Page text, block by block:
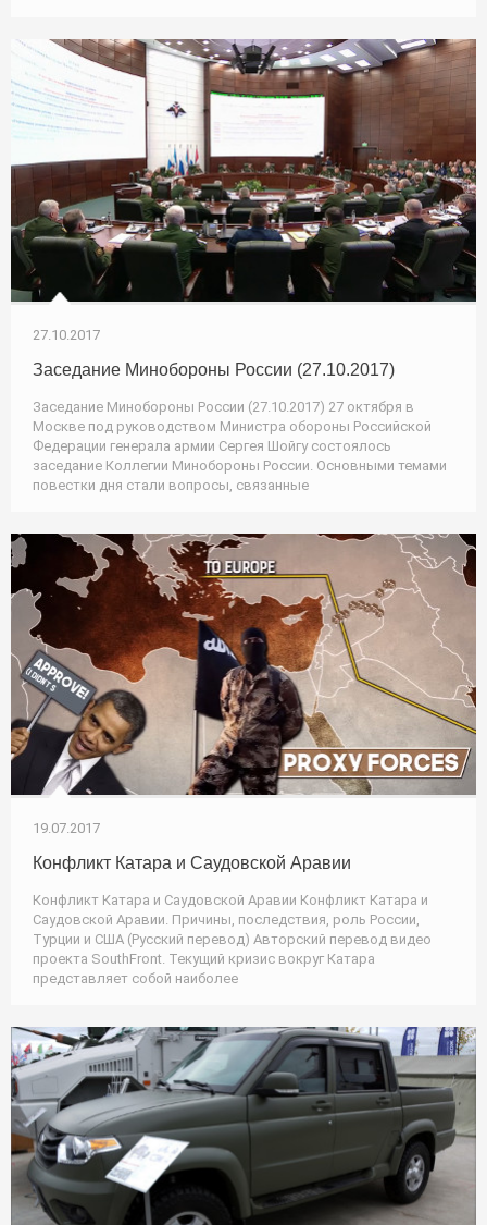
27.10.2017
Заседание Минобороны России (27.10.2017)
Заседание Минобороны России (27.10.2017) 27 октября в
Москве под руководством Министра обороны Российской
Федерации генерала армии Сергея Шойгу состоялось
заседание Коллегии Минобороны России. Основными темами
повестки дня стали вопросы, связанные
19.07.2017
Конфликт Катара и Саудовской Аравии
Конфликт Катара и Саудовской Аравии Конфликт Катара и
Саудовской Аравии. Причины, последствия, роль России,
Турции и США (Русский перевод) Авторский перевод видео
проекта SouthFront. Текущий кризис вокруг Катара
представляет собой наиболее